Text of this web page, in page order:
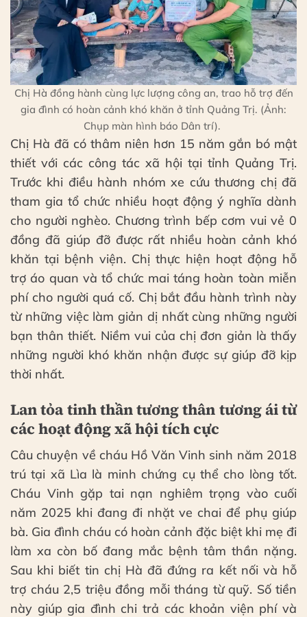
Chị Hà đồng hành cùng lực lượng công an, trao hỗ trợ đến
gia đình có hoàn cảnh khó khăn ở tỉnh Quảng Trị. (Ảnh:
Chụp màn hình báo Dân trí).
Chị Hà đã có thâm niên hơn 15 năm gắn bó mật
thiết với các công tác xã hội tại tỉnh Quảng Trị.
Trước khi điều hành nhóm xe cứu thương chị đã
tham gia tổ chức nhiều hoạt động ý nghĩa dành
cho người nghèo. Chương trình bếp cơm vui vẻ 0
đồng đã giúp đỡ được rất nhiều hoàn cảnh khó
khăn tại bệnh viện. Chị thực hiện hoạt động hỗ
trợ áo quan và tổ chức mai táng hoàn toàn miễn
phí cho người quá cố. Chị bắt đầu hành trình này
từ những việc làm giản dị nhất cùng những người
bạn thân thiết. Niềm vui của chị đơn giản là thấy
những người khó khăn nhận được sự giúp đỡ kịp
thời nhất.
Lan tỏa tinh thần tương thân tương ái từ
các hoạt động xã hội tích cực
Câu chuyện về cháu Hồ Văn Vinh sinh năm 2018
trú tại xã Lìa là minh chứng cụ thể cho lòng tốt.
Cháu Vinh gặp tai nạn nghiêm trọng vào cuối
năm 2025 khi đang đi nhặt ve chai để phụ giúp
bà. Gia đình cháu có hoàn cảnh đặc biệt khi mẹ đi
làm xa còn bố đang mắc bệnh tâm thần nặng.
Sau khi biết tin chị Hà đã đứng ra kết nối và hỗ
trợ cháu 2,5 triệu đồng mỗi tháng từ quỹ. Số tiền
này giúp gia đình chi trả các khoản viện phí và